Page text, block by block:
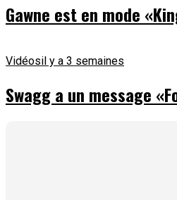
Gawne est en mode
Vidéosil y a 3 semaines
Swagg a un message